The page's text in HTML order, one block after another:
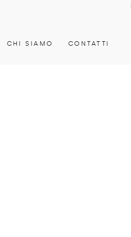
CHI SIAMO CONTATTI